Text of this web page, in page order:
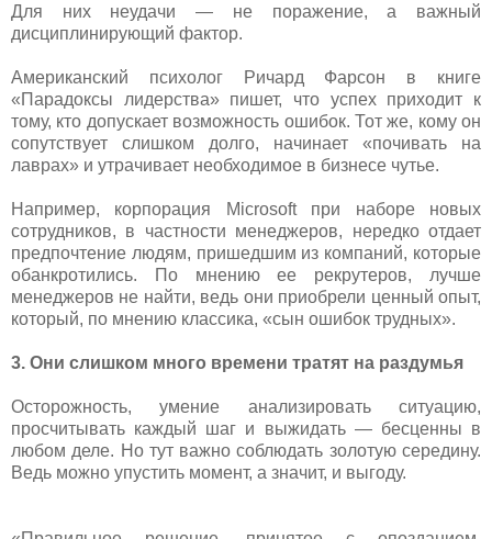
Для них неудачи — не поражение, а важный
дисциплинирующий фактор.
Американский психолог Ричард Фарсон в книге
«Парадоксы лидерства» пишет, что успех приходит к
тому, кто допускает возможность ошибок. Тот же, кому он
сопутствует слишком долго, начинает «почивать на
лаврах» и утрачивает необходимое в бизнесе чутье.
Например, корпорация Microsoft при наборе новых
сотрудников, в частности менеджеров, нередко отдает
предпочтение людям, пришедшим из компаний, которые
обанкротились. По мнению ее рекрутеров, лучше
менеджеров не найти, ведь они приобрели ценный опыт,
который, по мнению классика, «сын ошибок трудных».
3. Они слишком много времени тратят на раздумья
Осторожность, умение анализировать ситуацию,
просчитывать каждый шаг и выжидать — бесценны в
любом деле. Но тут важно соблюдать золотую середину.
Ведь можно упустить момент, а значит, и выгоду.